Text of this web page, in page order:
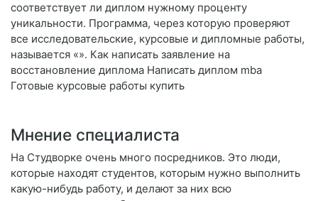
соответствует ли диплом нужному проценту
уникальности. Программа, через которую проверяют
все исследовательские, курсовые и дипломные работы,
называется «». Как написать заявление на
восстановление диплома Написать диплом mba
Готовые курсовые работы купить
Мнение специалиста
На Студворке очень много посредников. Это люди,
которые находят студентов, которым нужно выполнить
какую-нибудь работу, и делают за них всю